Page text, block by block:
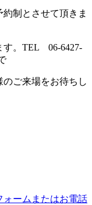
制とさせて頂きま
す。TEL 06-6427-
ご来場をお待ちし
ォームまたはお電話